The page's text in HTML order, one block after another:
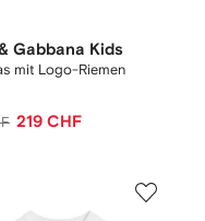
Gabbana Kids
mit Logo-Riemen
219 CHF